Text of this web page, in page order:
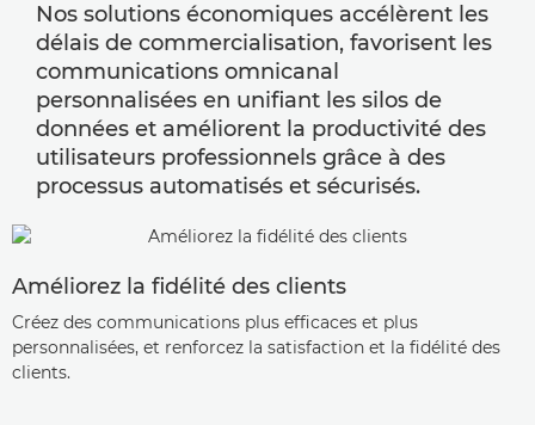
Nos solutions économiques accélèrent les
délais de commercialisation, favorisent les
communications omnicanal
personnalisées en unifiant les silos de
données et améliorent la productivité des
utilisateurs professionnels grâce à des
processus automatisés et sécurisés.
Améliorez la fidélité des clients
Créez des communications plus efficaces et plus
personnalisées, et renforcez la satisfaction et la fidélité des
clients.